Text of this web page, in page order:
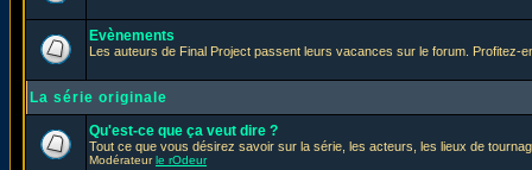
Evènements
Les auteurs de Final Project passent leurs vacances sur le forum. Profitez-
La série originale
Qu'est-ce que ça veut dire ?
Tout ce que vous désirez savoir sur la série, les acteurs, les lieux de
Modérateurle rOdeur